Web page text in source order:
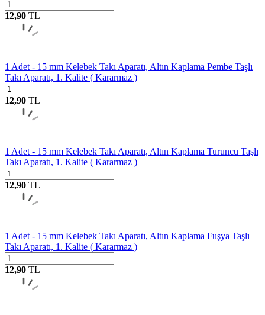
12,90 TL
1 Adet - 15 mm Kelebek Takı Aparatı, Altın Kaplama Pembe Taşlı
Takı Aparatı, 1. Kalite ( Kararmaz )
12,90 TL
1 Adet - 15 mm Kelebek Takı Aparatı, Altın Kaplama Turuncu Taşlı
Takı Aparatı, 1. Kalite ( Kararmaz )
12,90 TL
1 Adet - 15 mm Kelebek Takı Aparatı, Altın Kaplama Fuşya Taşlı
Takı Aparatı, 1. Kalite ( Kararmaz )
12,90 TL